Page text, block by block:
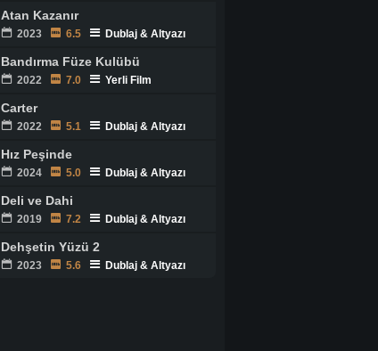
Atan Kazanır
2023 6.5 Dublaj & Altyazı
Bandırma Füze Kulübü
2022 7.0 Yerli Film
Carter
2022 5.1 Dublaj & Altyazı
Hız Peşinde
2024 5.0 Dublaj & Altyazı
Deli ve Dahi
2019 7.2 Dublaj & Altyazı
Dehşetin Yüzü 2
2023 5.6 Dublaj & Altyazı